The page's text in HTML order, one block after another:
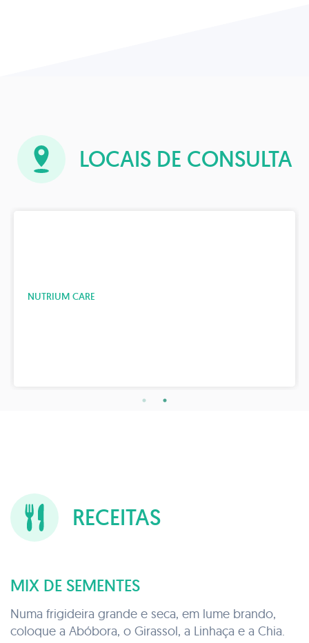
LOCAIS DE CONSULTA
CARE
RECEITAS
MIX DE SEMENTES
Numa frigideira grande e seca, em lume brando,
coloque a Abóbora, o Girassol, a Linhaça e a Chia.